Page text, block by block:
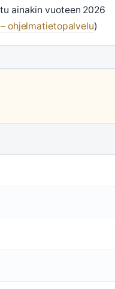
ainakin vuoteen 2026
ohjelmatietopalvelu)